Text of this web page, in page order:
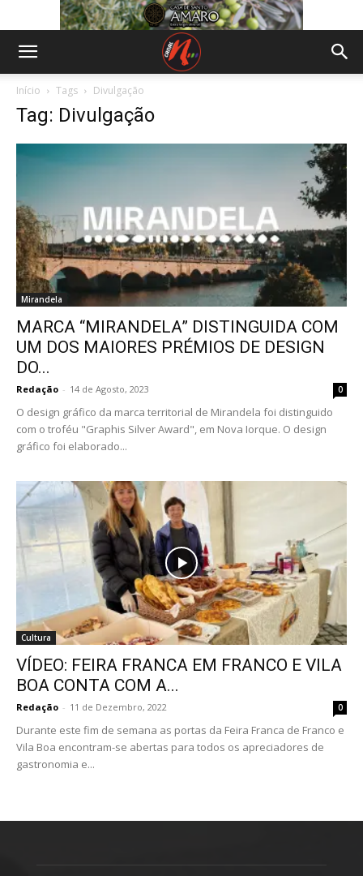
Início Tags Divulgação
Tag: Divulgação
Mirandela
MARCA “MIRANDELA” DISTINGUIDA COM
UM DOS MAIORES PRÉMIOS DE DESIGN
DO...
Redação - 14 de Agosto, 2023 0
O design gráfico da marca territorial de Mirandela foi distinguido
com o troféu "Graphis Silver Award", em Nova Iorque. O design
gráfico foi elaborado...
Cultura
VÍDEO: FEIRA FRANCA EM FRANCO E VILA
BOA CONTA COM A...
Redação - 11 de Dezembro, 2022 0
Durante este fim de semana as portas da Feira Franca de Franco e
Vila Boa encontram-se abertas para todos os apreciadores de
gastronomia e...